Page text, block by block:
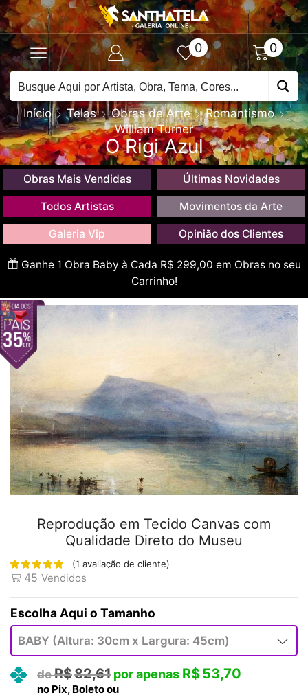
0 0
Início Telas Obras de Arte
Romantismo
William Turner
O Rigi Azul
Obras Mais Vendidas Últimas Novidades
Todos Artistas Movimentos da Arte
Galeria Vip Opinião dos Clientes
Ganhe 1 Obra Baby à Cada R$ 299,00 em Obras no seu
Carrinho!
Reprodução em Tecido Canvas com
Qualidade Direto do Museu
(1 avaliação de cliente)
45 Vendidos
Tamanho
R$82,61 R$53,70
no Pix, Boleto ou